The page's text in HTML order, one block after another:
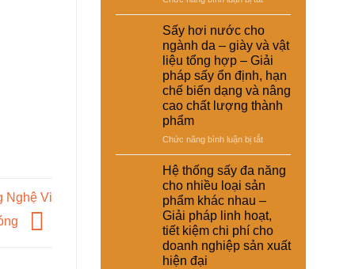
Nghệ Vi
nâng
cao
chất
lượng
sản
phẩm
nước
–
Giải
pháp
nâng
cao
và
tự
động
hóa
máy
đường
ống
dẫn
hơi
nước
để
–
Giải
pháp
giảm
thất
Sấy hơi nước cho
ngành da – giày và vật
liệu tổng hợp – Giải
pháp sấy ổn định, hạn
chế biến dạng và nâng
cao chất lượng thành
phẩm
Chức năng bình luận bị tắtở
hơi
nước
cho
da
–
giày
Hệ thống sấy đa năng
cho nhiều loại sản
phẩm khác nhau –
Giải pháp linh hoạt,
tiết kiệm chi phí cho
doanh nghiệp sản xuất
hiện đại